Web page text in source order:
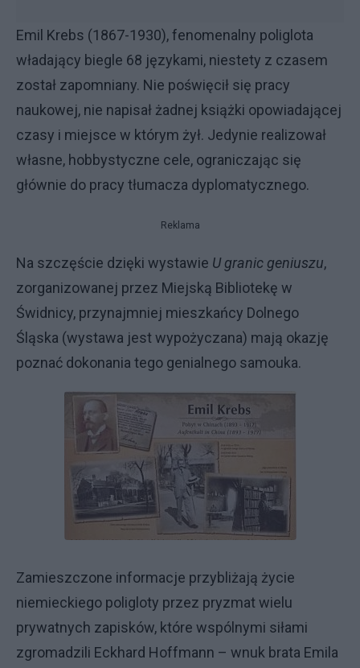
Emil Krebs (1867-1930), fenomenalny poliglota
władający biegle 68 językami, niestety z czasem
został zapomniany. Nie poświęcił się pracy
naukowej, nie napisał żadnej książki opowiadającej
czasy i miejsce w którym żył. Jedynie realizował
własne, hobbystyczne cele, ograniczając się
głównie do pracy tłumacza dyplomatycznego.
Reklama
Na szczęście dzięki wystawie U granic geniuszu,
zorganizowanej przez Miejską Bibliotekę w
Świdnicy, przynajmniej mieszkańcy Dolnego
Śląska (wystawa jest wypożyczana) mają okazję
poznać dokonania tego genialnego samouka.
Zamieszczone informacje przybliżają życie
niemieckiego poligloty przez pryzmat wielu
prywatnych zapisków, które wspólnymi siłami
zgromadzili Eckhard Hoffmann – wnuk brata Emila